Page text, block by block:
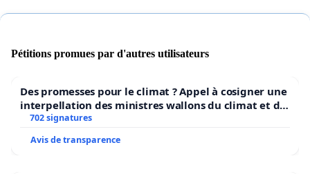
Pétitions promues par d'autres utilisateurs
Des promesses pour le climat ? Appel à cosigner une
interpellation des ministres wallons du climat et de
l’environnement.
702 signatures
Avis de transparence